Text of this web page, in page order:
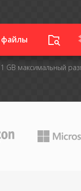
GB максимальный